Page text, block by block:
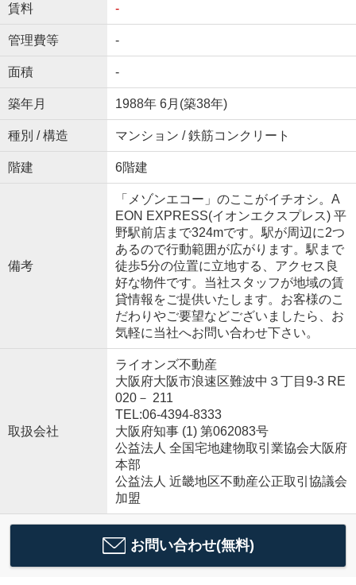
賃料 -
管理費等 -
面積 -
築年月 1988年 6月(築38年)
種別 / 構造 マンション / 鉄筋コンクリート
階建 6階建
備考
「メゾンエコー」のここがイチオシ。A
EON EXPRESS(イオンエクスプレス) 平
野駅前店まで324mです。駅が周辺に2つ
あるので行動範囲が広がります。駅まで
徒歩5分の位置に立地する、アクセス良
好な物件です。当社スタッフが地域の賃
貸情報をご提供いたします。お客様のこ
だわりやご要望などございましたら、お
気軽に当社へお問い合わせ下さい。
取扱会社
ライオンズ不動産
大阪府大阪市浪速区難波中３丁目9-3 RE
020－ 211
TEL:06-4394-8333
大阪府知事 (1) 第062083号
公益法人 全国宅地建物取引業協会大阪府
本部
公益法人 近畿地区不動産公正取引協議会
加盟
お問い合わせ(無料)